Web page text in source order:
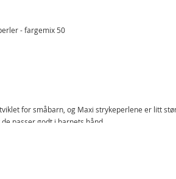
- fargemix 50
for småbarn, og Maxi strykeperlene er litt
passer godt i barnets hånd.